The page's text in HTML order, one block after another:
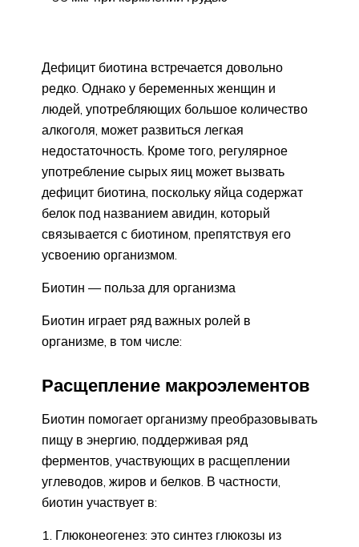
Дефицит биотина встречается довольно
редко. Однако у беременных женщин и
людей, употребляющих большое количество
алкоголя, может развиться легкая
недостаточность. Кроме того, регулярное
употребление сырых яиц может вызвать
дефицит биотина, поскольку яйца содержат
белок под названием авидин, который
связывается с биотином, препятствуя его
усвоению организмом.
Биотин — польза для организма
Биотин играет ряд важных ролей в
организме, в том числе:
Расщепление макроэлементов
Биотин помогает организму преобразовывать
пищу в энергию, поддерживая ряд
ферментов, участвующих в расщеплении
углеводов, жиров и белков. В частности,
биотин участвует в:
Глюконеогенез: это синтез глюкозы из